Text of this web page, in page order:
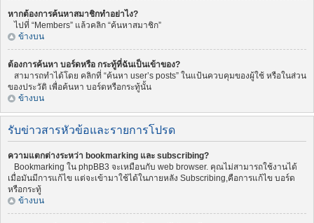
หากต้องการค้นหาสมาชิกทำอย่าไง?
ไปที่ “Members” แล้วคลิก “ค้นหาสมาชิก”
ข้างบน
ต้องการค้นหา บอร์ดหรือ กระทู้ที่ฉันเป็นเข้าของ?
สามารถทำได้โดย คลิกที่ “ค้นหา user’s posts” ในแป้นควบคุมของผู้ใช้ หรือในส่วน
ของประวัติ เพื่อค้นหา บอร์ดหรือกระทู้นั้น
ข้างบน
รับข่าวสารหัวข้อและรายการโปรด
ความแตกต่างระหว่า bookmarking และ subscribing?
Bookmarking ใน phpBB3 จะเหมือนกับ web browser. คุณไม่สามารถใช้งานได้
เมื่อมันมีการแก้ไข แต่จะเข้ามาใช้ได้ในภายหลัง Subscribing,คือการแก้ไข บอร์ด
หรือกระทู้
ข้างบน